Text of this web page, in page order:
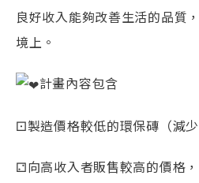
良好收入能夠改善生活的品質
境上。
計畫內容包含
⚀製造價格較低的環保磚（減少
⚁向高收入者販售較高的價格